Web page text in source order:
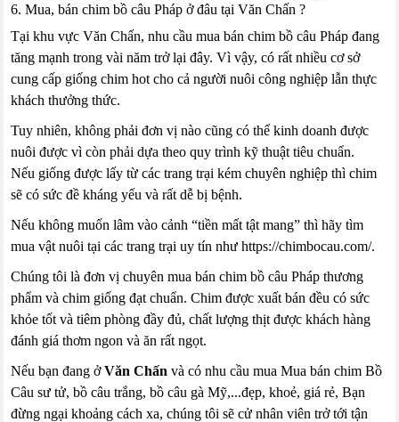
6. Mua, bán chim bồ câu Pháp ở đâu tại Văn Chấn ?
Tại khu vực Văn Chấn, nhu cầu mua bán chim bồ câu Pháp đang
tăng mạnh trong vài năm trở lại đây. Vì vậy, có rất nhiều cơ sở
cung cấp giống chim hot cho cả người nuôi công nghiệp lẫn thực
khách thưởng thức.
Tuy nhiên, không phải đơn vị nào cũng có thể kinh doanh được
nuôi được vì còn phải dựa theo quy trình kỹ thuật tiêu chuẩn.
Nếu giống được lấy từ các trang trại kém chuyên nghiệp thì chim
sẽ có sức đề kháng yếu và rất dễ bị bệnh.
Nếu không muốn lâm vào cảnh “tiền mất tật mang” thì hãy tìm
mua vật nuôi tại các trang trại uy tín như https://chimbocau.com/.
Chúng tôi là đơn vị chuyên mua bán chim bồ câu Pháp thương
phẩm và chim giống đạt chuẩn. Chim được xuất bán đều có sức
khỏe tốt và tiêm phòng đầy đủ, chất lượng thịt được khách hàng
đánh giá thơm ngon và ăn rất ngọt.
Nếu bạn đang ởVăn Chấn và có nhu cầu mua Mua bán chim Bồ
Câu sư tử, bồ câu trắng, bồ câu gà Mỹ,...đẹp, khoẻ, giá rẻ, Bạn
đừng ngại khoảng cách xa, chúng tôi sẽ cử nhân viên trở tới tận